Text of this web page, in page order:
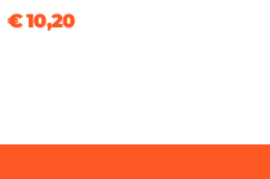
€ 10,20